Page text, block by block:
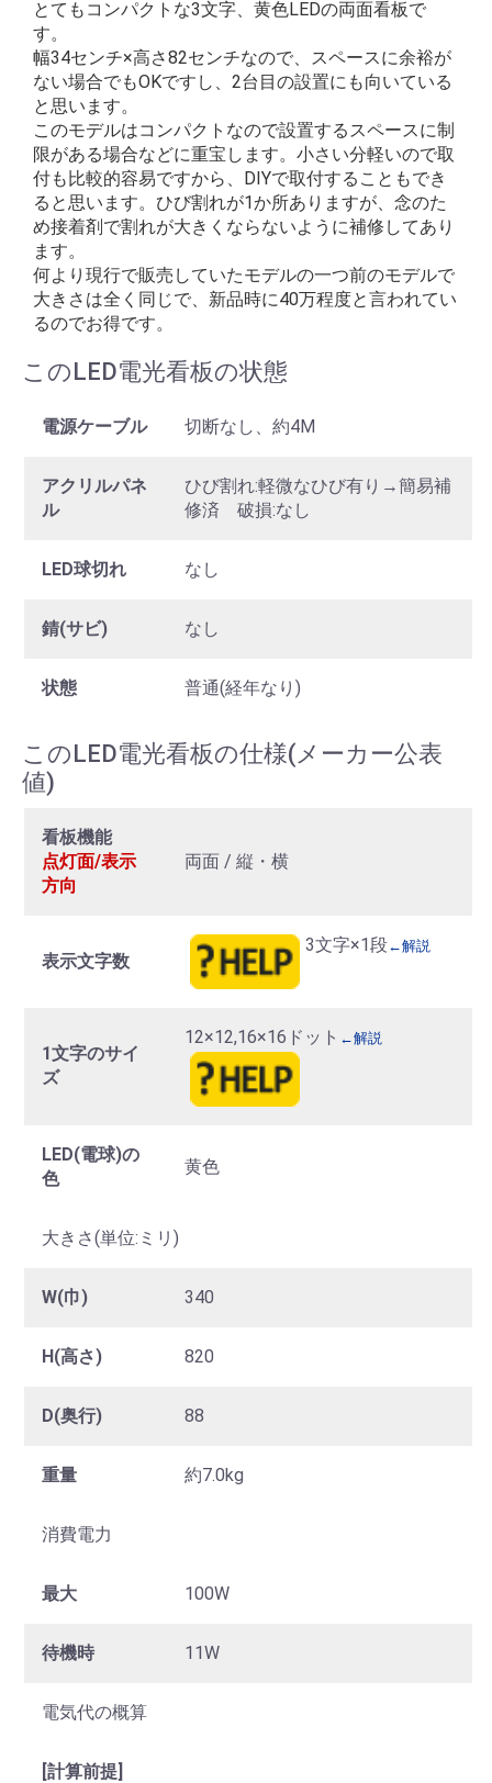
とてもコンパクトな3文字、黄色LEDの両面看板で
す。
幅34センチ×高さ82センチなので、スペースに余裕が
ない場合でもOKですし、2台目の設置にも向いている
と思います。
このモデルはコンパクトなので設置するスペースに制
限がある場合などに重宝します。小さい分軽いので取
付も比較的容易ですから、DIYで取付することもでき
ると思います。ひび割れが1か所ありますが、念のた
め接着剤で割れが大きくならないように補修してあり
ます。
何より現行で販売していたモデルの一つ前のモデルで
大きさは全く同じで、新品時に40万程度と言われてい
るのでお得です。
このLED電光看板の状態
電源ケーブル 切断なし、約4M
アクリルパネ
ル
ひび割れ:軽微なひび有り→簡易補
修済 破損:なし
LED球切れ なし
錆(サビ) なし
状態 普通(経年なり)
このLED電光看板の仕様(メーカー公表
値)
看板機能
点灯面/表示
方向
両面 / 縦・横
表示文字数
3文字×1段←解説
1文字のサイ
ズ
12×12,16×16ドット ←解説
LED(電球)の
色
黄色
大きさ(単位:ミリ)
W(巾) 340
H(高さ) 820
D(奥行) 88
重量 約7.0kg
消費電力
最大 100W
待機時 11W
電気代の概算
[計算前提]